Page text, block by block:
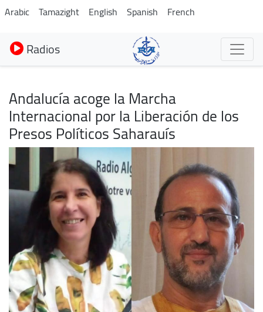
Aller
au
contenu
principal
Arabic Tamazight English Spanish French
Radios
Andalucía acoge la Marcha
Internacional por la Liberación de los
Presos Políticos Saharauís